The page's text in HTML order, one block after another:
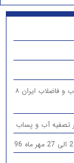
پانزدهمين دوره نمایشگاه بین المللی صنعت آب و تاسیسات آب و فاضلاب ایران ۸
تصفیه آب و پساب